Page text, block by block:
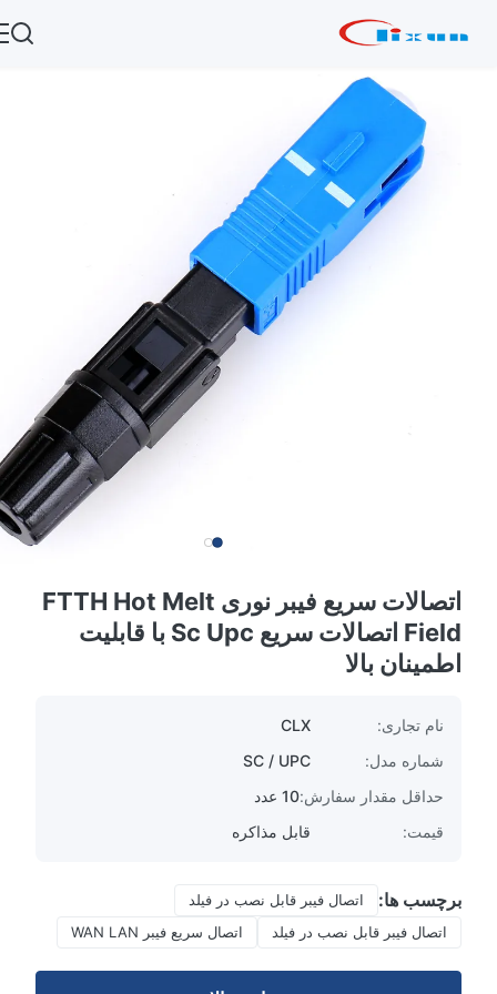
اتصالات سریع فیبر نوری FTTH Hot Melt
Field اتصالات سریع Sc Upc با قابلیت
اطمینان بالا
نام تجاری:
شماره مدل:
SC / UPC
حداقل مقدار سفارش:10 عدد
قیمت:
قابل مذاکره
برچسب ها:
اتصال فیبر قابل نصب در فیلد
اتصال فیبر قابل نصب در فیلد
اتصال سریع فیبر WAN LAN